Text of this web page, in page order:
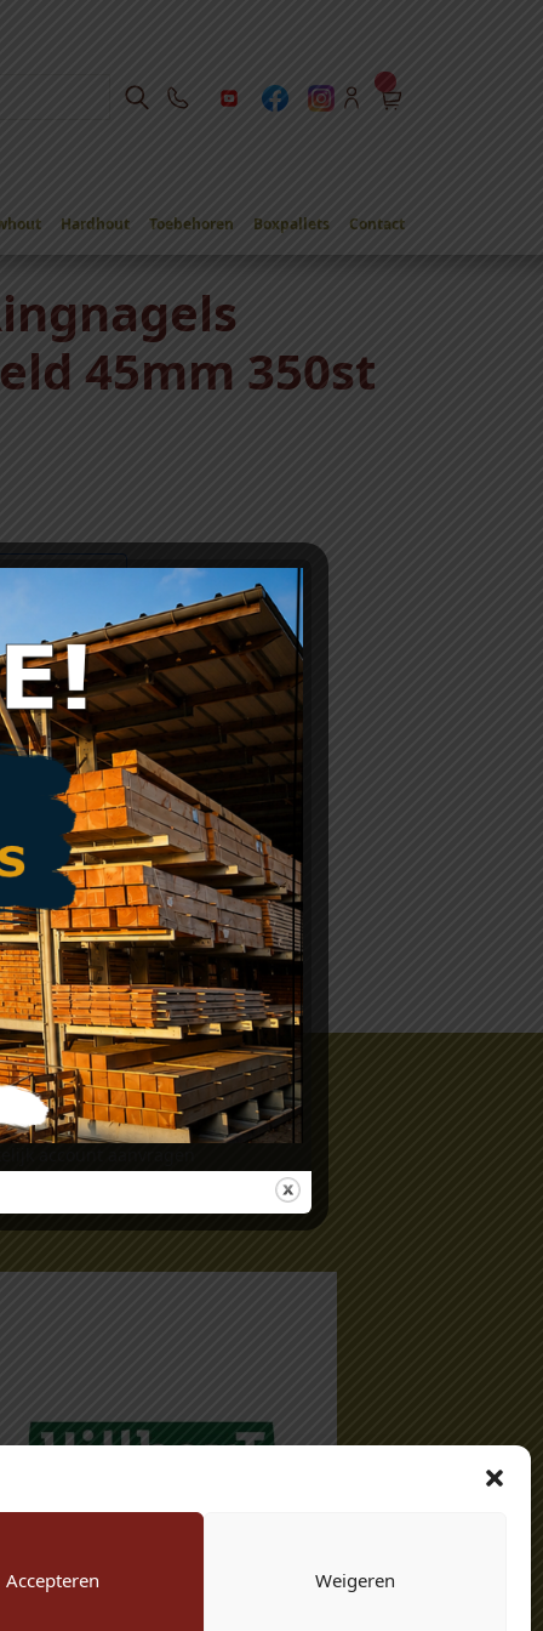
Accepteren Weigeren
Hardhout Toebehoren Boxpallets Contact
350st per rol
45mm 350st
voorwaarden
verklaring